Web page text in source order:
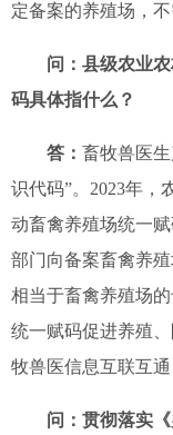
定备案的养殖场，不
问： 县级农业农
码具体指什么 ？
答： 畜牧兽医
识代码”。 2023年，
动畜禽养殖场统一
部门向备案畜禽养
相当于畜禽养殖场的
统一赋码促进养殖
牧兽医信息互联互
问：贯彻落实